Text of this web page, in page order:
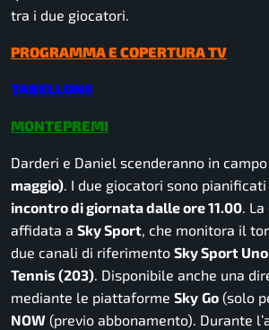
tra i due giocatori.
PROGRAMMA E COPERTURA TV
TABELLONE
MONTEPREMI
Darderi e Daniel scenderanno in campo
maggio). I due giocatori sono pianificati
incontro di giornata dalle ore 11.00.
affidata a Sky Sport, che monitora il
due canali di riferimento Sky Sport
Tennis (203). Disponibile anche una
mediante le piattaforme Sky Go (solo
NOW (previo abbonamento). Durante